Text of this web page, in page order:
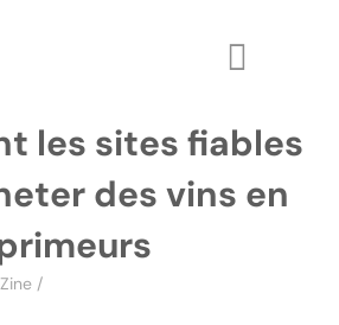
Toggle
les sites fiables
des vins en
/